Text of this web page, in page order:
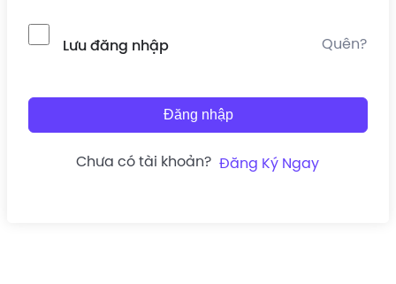
Lưu đăng nhập Quên?
Đăng nhập
Chưa có tài khoản? Đăng Ký Ngay